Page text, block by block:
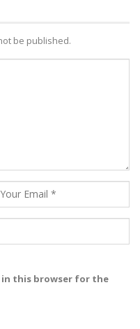
be published.
in this browser for the